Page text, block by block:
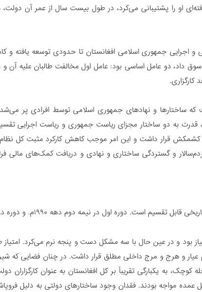
او را پشتیبانی می‌کرد، در طول بیست سال از عمر آن
و اجرایی جمهوری اسلامی افغانستان تا حدودی توسعه یافته و
داد، دو عامل اساسی بود: عامل اول مخالفت طالبان علیه آن
که ساختارها و نهادهای جمهوری اسلامی توسط افرادی پر
به دو ساختار مجزای ریاست جمهوری و ریاست اجرایی
کشمکش قرار داشت و این امر موجب کاهش کارکرد مثبت کل
و گستردگی ساختاری و نهادی و دریافت کمک‌های مالی
است. دوره اول در نیمه دوم دهه ۱۹۹۰م. و دوره دوم پس از ۲۰۲۱م.
بود و در عین حال با سه مشکل دست و پنجه نرم می‌کرد. امتیاز
و هرج و مرج داخلی مطلق قرار داشت. در چنان فضایی که
به یکبارگی تقریباً بر کل افغانستان به عنوان کارگزاران
عمده مواجه بودند. فقدان وجود ساختارهای دولتی به دلیل